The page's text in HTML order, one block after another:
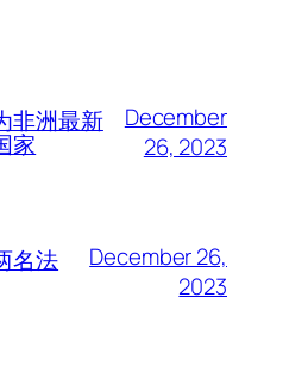
非洲最新
家
December
26, 2023
名法
December 26,
2023